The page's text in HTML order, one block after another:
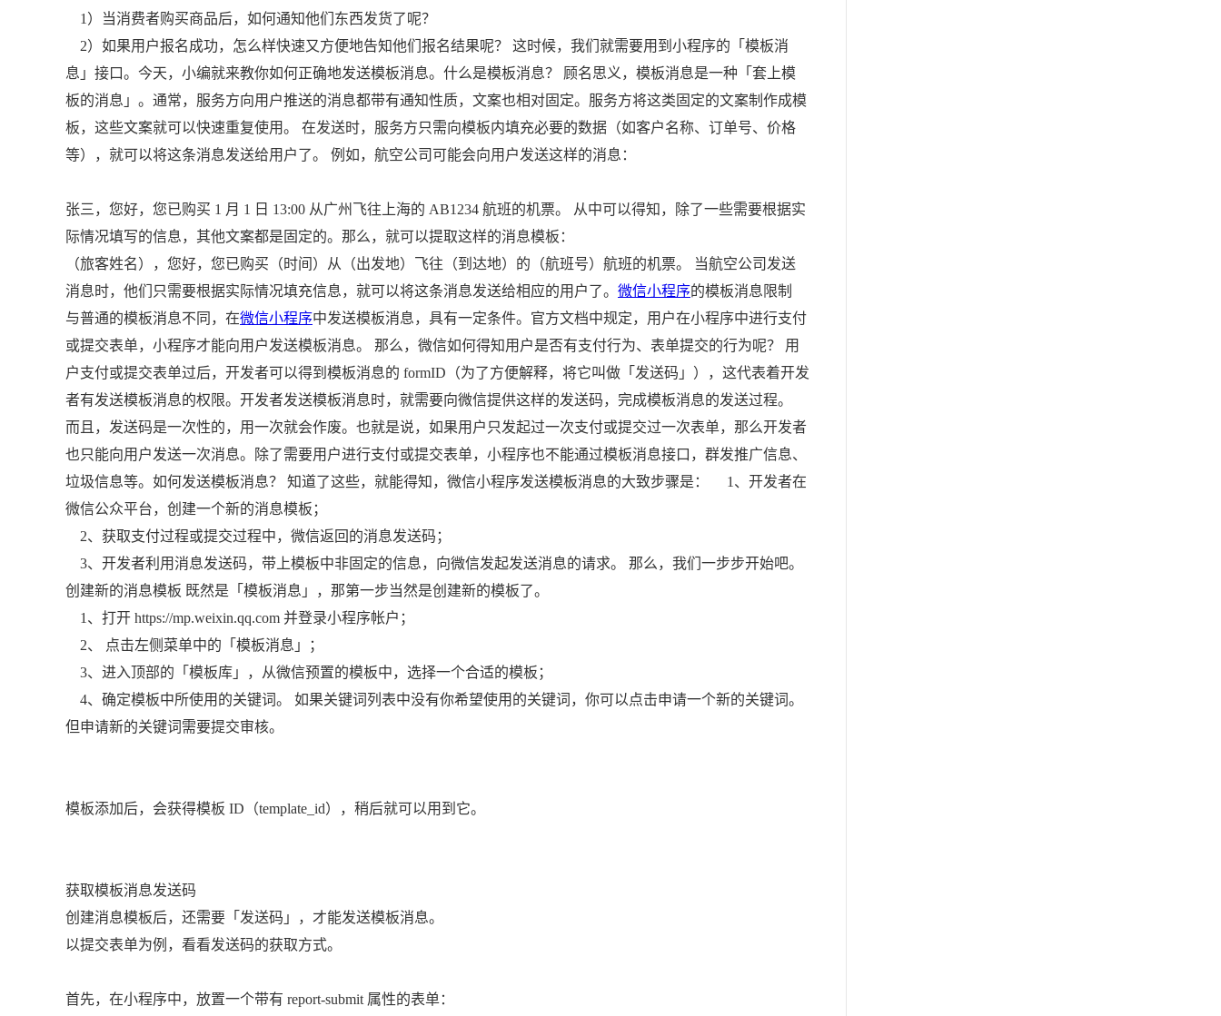
1）当消费者购买商品后，如何通知他们东西发货了呢？
2）如果用户报名成功，怎么样快速又方便地告知他们报名结果呢？ 这时候，我们就需要用到小程序的「模板消
息」接口。今天，小编就来教你如何正确地发送模板消息。什么是模板消息？ 顾名思义，模板消息是一种「套上模
板的消息」。通常，服务方向用户推送的消息都带有通知性质，文案也相对固定。服务方将这类固定的文案制作成模
板，这些文案就可以快速重复使用。 在发送时，服务方只需向模板内填充必要的数据（如客户名称、订单号、价格
等），就可以将这条消息发送给用户了。 例如，航空公司可能会向用户发送这样的消息：
张三，您好，您已购买 1 月 1 日 13:00 从广州飞往上海的 AB1234 航班的机票。 从中可以得知，除了一些需要根据实
际情况填写的信息，其他文案都是固定的。那么，就可以提取这样的消息模板：
（旅客姓名），您好，您已购买（时间）从（出发地）飞往（到达地）的（航班号）航班的机票。 当航空公司发送
消息时，他们只需要根据实际情况填充信息，就可以将这条消息发送给相应的用户了。 微信小程序的模板消息限制
与普通的模板消息不同，在微信小程序中发送模板消息，具有一定条件。官方文档中规定，用户在小程序中进行支付
或提交表单，小程序才能向用户发送模板消息。 那么，微信如何得知用户是否有支付行为、表单提交的行为呢？ 用
户支付或提交表单过后，开发者可以得到模板消息的 formID（为了方便解释，将它叫做「发送码」），这代表着开发
者有发送模板消息的权限。开发者发送模板消息时，就需要向微信提供这样的发送码，完成模板消息的发送过程。
而且，发送码是一次性的，用一次就会作废。也就是说，如果用户只发起过一次支付或提交过一次表单，那么开发者
也只能向用户发送一次消息。除了需要用户进行支付或提交表单，小程序也不能通过模板消息接口，群发推广信息、
垃圾信息等。如何发送模板消息？ 知道了这些，就能得知，微信小程序发送模板消息的大致步骤是： 1、开发者在
微信公众平台，创建一个新的消息模板；
2、获取支付过程或提交过程中，微信返回的消息发送码；
3、开发者利用消息发送码，带上模板中非固定的信息，向微信发起发送消息的请求。 那么，我们一步步开始吧。
创建新的消息模板 既然是「模板消息」，那第一步当然是创建新的模板了。
1、打开 https://mp.weixin.qq.com 并登录小程序帐户；
2、 点击左侧菜单中的「模板消息」；
3、进入顶部的「模板库」，从微信预置的模板中，选择一个合适的模板；
4、确定模板中所使用的关键词。 如果关键词列表中没有你希望使用的关键词，你可以点击申请一个新的关键词。
但申请新的关键词需要提交审核。
模板添加后，会获得模板 ID（template_id），稍后就可以用到它。
获取模板消息发送码
创建消息模板后，还需要「发送码」，才能发送模板消息。
以提交表单为例，看看发送码的获取方式。
首先，在小程序中，放置一个带有 report-submit 属性的表单：